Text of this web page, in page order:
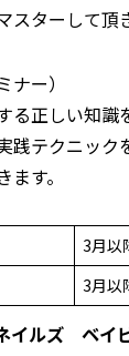
スターして頂
ナー）
る正しい知
践テクニック
す。
3月以
3月以
イルズ ベイ